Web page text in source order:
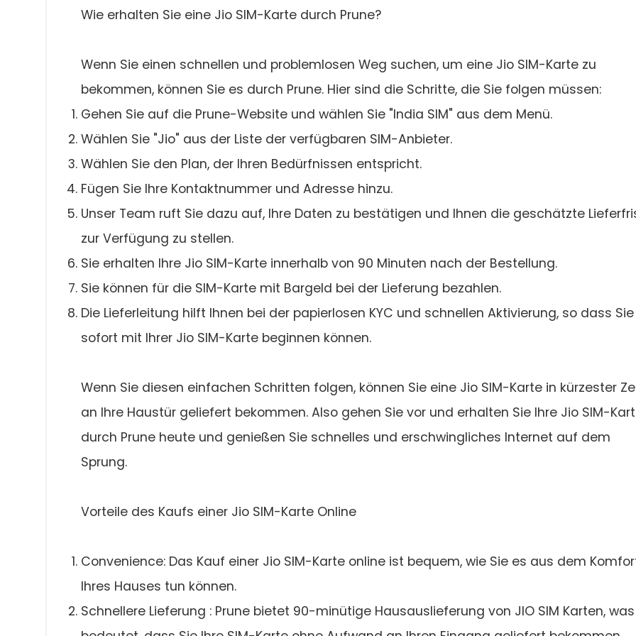
Wie erhalten Sie eine Jio SIM-Karte durch Prune?
Wenn Sie einen schnellen und problemlosen Weg suchen, um eine Jio SIM-Karte zu
bekommen, können Sie es durch Prune. Hier sind die Schritte, die Sie folgen müssen:
Gehen Sie auf die Prune-Website und wählen Sie "India SIM" aus dem Menü.
Wählen Sie "Jio" aus der Liste der verfügbaren SIM-Anbieter.
Wählen Sie den Plan, der Ihren Bedürfnissen entspricht.
Fügen Sie Ihre Kontaktnummer und Adresse hinzu.
Unser Team ruft Sie dazu auf, Ihre Daten zu bestätigen und Ihnen die geschätzte
zur Verfügung zu stellen.
Sie erhalten Ihre Jio SIM-Karte innerhalb von 90 Minuten nach der Bestellung.
Sie können für die SIM-Karte mit Bargeld bei der Lieferung bezahlen.
Die Lieferleitung hilft Ihnen bei der papierlosen KYC und schnellen Aktivierung, so dass Sie
sofort mit Ihrer Jio SIM-Karte beginnen können.
Wenn Sie diesen einfachen Schritten folgen, können Sie eine Jio SIM-Karte in kürzester
an Ihre Haustür geliefert bekommen. Also gehen Sie vor und erhalten Sie Ihre Jio SIM-
durch Prune heute und genießen Sie schnelles und erschwingliches Internet auf dem
Sprung.
Vorteile des Kaufs einer Jio SIM-Karte Online
Convenience: Das Kauf einer Jio SIM-Karte online ist bequem, wie Sie es aus dem
Ihres Hauses tun können.
Schnellere Lieferung : Prune bietet 90-minütige Hausauslieferung von JIO SIM Karten, was